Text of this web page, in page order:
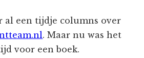
al een tijdje columns over
. Maar nu was het
voor een boek.